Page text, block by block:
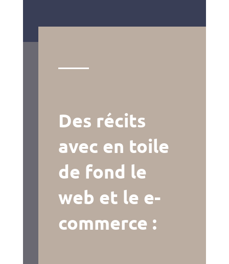
Des récits
avec en toile
de fond le
web et le e-
commerce :